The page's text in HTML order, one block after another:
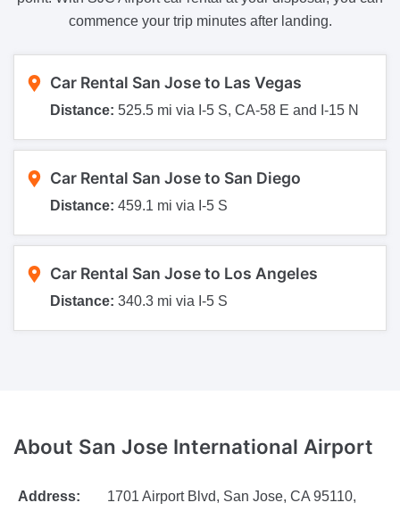
commence your trip minutes after landing.
Car Rental San Jose to Las Vegas
Distance: 525.5 mi via I-5 S, CA-58 E and I-15 N
Car Rental San Jose to San Diego
Distance: 459.1 mi via I-5 S
Car Rental San Jose to Los Angeles
Distance: 340.3 mi via I-5 S
About San Jose International Airport
Address:
1701 Airport Blvd, San Jose, CA 95110,